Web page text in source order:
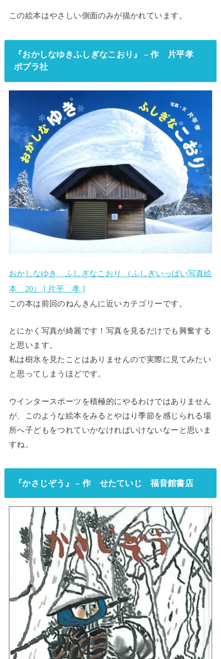
この絵本はやさしい側面のみが描かれています。
『おかしなゆきふしぎなこおり』 – 作 片平孝
ポプラ社
おかしなゆき ふしぎなこおり （ふしぎいっぱい写真絵
本 20） [ 片平 孝 ]
この本は前回のねんきんに近いカテゴリーです。
とにかく写真が綺麗です！写真を見るだけでも興奮する
と思います。
私は樹氷を見たことはありませんので実際に見てみたい
と思ってしまうほどです。
ウインタースポーツを積極的にやるわけではありません
が、このような絵本をみるとやはり季節を感じられる場
所へ子どもをつれていかなければいけないなーと思いま
すね。
『かさじぞう』 – 作 せたていじ 福音館書店